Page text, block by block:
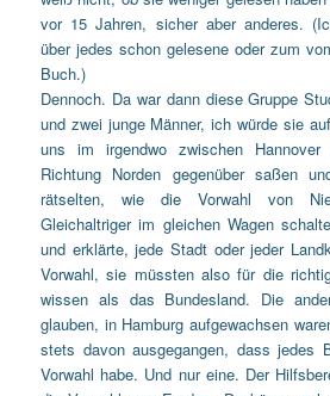
vor 15 Jahren, sicher aber anderes.
über jedes schon gelesene oder zum
Buch.)
Dennoch. Da war dann diese Gruppe
und zwei junge Männer, ich würde sie
uns im irgendwo zwischen
Richtung Norden gegenüber saßen
rätselten, wie die Vorwahl von
Gleichaltriger im gleichen Wagen
und erklärte, jede Stadt oder jeder
Vorwahl, sie müssten also für die
wissen als das Bundesland. Die
glauben, in Hamburg aufgewachsen
stets davon ausgegangen, dass jedes
Vorwahl habe. Und nur eine. Der